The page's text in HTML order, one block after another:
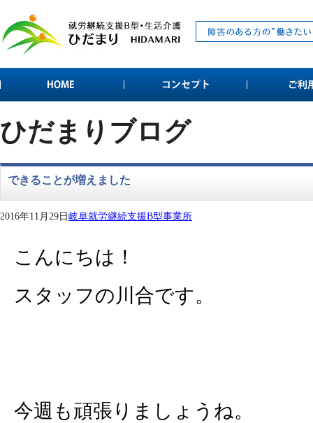
ひだまりブログ
できることが増えました
2016年11月29日岐阜就労継続支援B型事業所
こんにちは！
スタッフの川合です。
今週も頑張りましょうね。